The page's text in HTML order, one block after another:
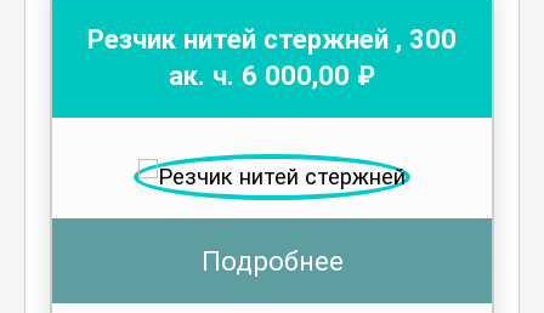
Резчик нитей стержней , 300
ак. ч. 6 000,00 ₽
Подробнее